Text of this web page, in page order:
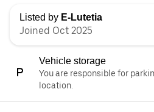
Listed by E-Lutetia
Joined Oct 2025
Vehicle storage
You are responsible for
location.